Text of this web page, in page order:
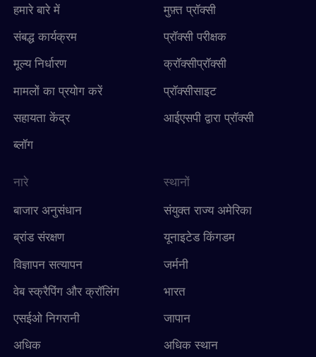
हमारे बारे में
संबद्ध कार्यक्रम
मूल्य निर्धारण
मामलों का प्रयोग करें
सहायता केंद्र
ब्लॉग
मुफ़्त प्रॉक्सी
प्रॉक्सी परीक्षक
क्रॉक्सीप्रॉक्सी
प्रॉक्सीसाइट
आईएसपी द्वारा प्रॉक्सी
नारे
बाजार अनुसंधान
ब्रांड संरक्षण
विज्ञापन सत्यापन
वेब स्क्रैपिंग और क्रॉलिंग
एसईओ निगरानी
अधिक
स्थानों
संयुक्त राज्य अमेरिका
यूनाइटेड किंगडम
जर्मनी
भारत
जापान
अधिक स्थान